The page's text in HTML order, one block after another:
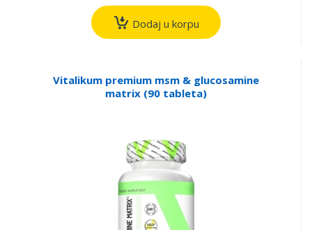
Dodaj u korpu
Vitalikum premium msm & glucosamine
matrix (90 tableta)